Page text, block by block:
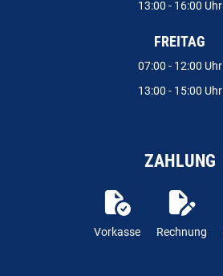
13:00 - 16:00 Uhr
FREITAG
07:00 - 12:00 Uhr
13:00 - 15:00 Uhr
ZAHLUNG
Vorkasse Rechnung